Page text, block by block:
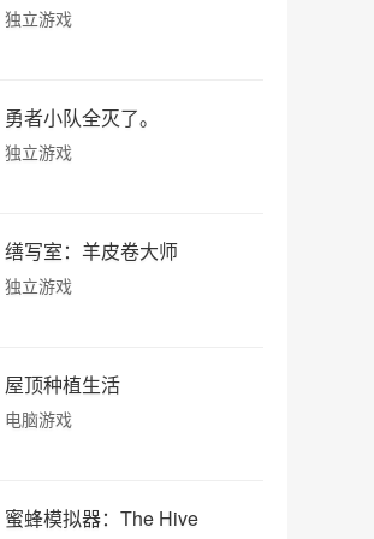
独立游戏
勇者小队全灭了。
独立游戏
缮写室：羊皮卷大师
独立游戏
屋顶种植生活
电脑游戏
蜜蜂模拟器：The Hive